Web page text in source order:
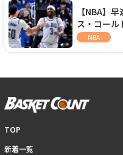
【NBA】
ス・コー
ーズに1年契
NBA
TOP
新着一覧